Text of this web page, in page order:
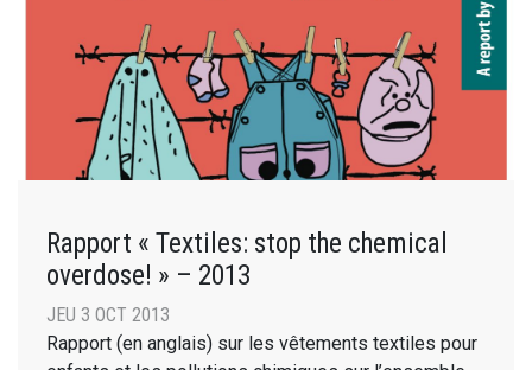
Rapport « Textiles: stop the chemical
overdose! » – 2013
JEU 3 OCT 2013
Rapport (en anglais) sur les vêtements textiles pour